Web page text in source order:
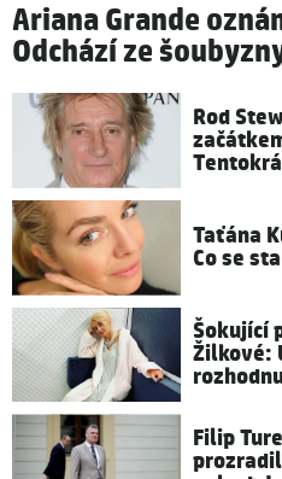
Ariana Grande
Odchází ze
Rod
Taťána
Co se
Šokující
Žilkové:
Filip